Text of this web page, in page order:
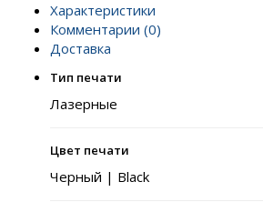
Характеристики
Комментарии (0)
Доставка
Тип печати
Лазерные
Цвет печати
Черный | Black